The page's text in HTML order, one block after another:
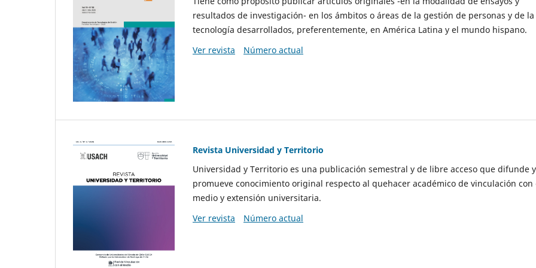
resultados de investigación- en los ámbitos o áreas de la gestión de personas y de la
tecnología desarrollados, preferentemente, en América Latina y el mundo hispano.
Ver revista
Número actual
Revista Universidad y Territorio
Universidad y Territorio es una publicación semestral y de libre acceso que difunde y
promueve conocimiento original respecto al quehacer académico de vinculación con
medio y extensión universitaria.
Ver revista
Número actual